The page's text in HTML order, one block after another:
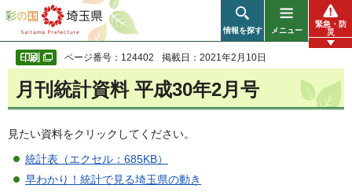
彩の国 埼玉県
情報を探す メニュー
緊急・防
災
ページ番号：124402 掲載日：2021年2月10日
月刊統計資料 平成30年2月号
見たい資料をクリックしてください。
統計表（エクセル：685KB）
早わかり！統計で見る埼玉県の動き